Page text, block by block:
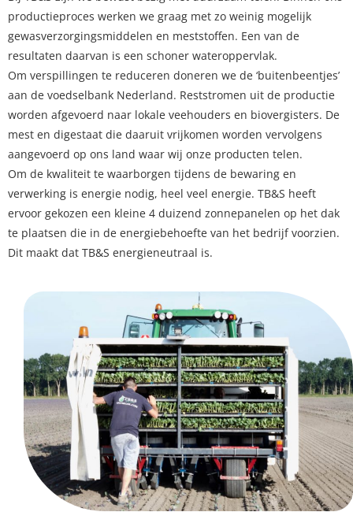
productieproces werken we graag met zo weinig mogelijk
gewasverzorgingsmiddelen en meststoffen. Een van de
resultaten daarvan is een schoner wateroppervlak.
Om verspillingen te reduceren doneren we de ‘buitenbeentjes’
aan de voedselbank Nederland. Reststromen uit de productie
worden afgevoerd naar lokale veehouders en biovergisters. De
mest en digestaat die daaruit vrijkomen worden vervolgens
aangevoerd op ons land waar wij onze producten telen.
Om de kwaliteit te waarborgen tijdens de bewaring en
verwerking is energie nodig, heel veel energie. TB&S heeft
ervoor gekozen een kleine 4 duizend zonnepanelen op het dak
te plaatsen die in de energiebehoefte van het bedrijf voorzien.
Dit maakt dat TB&S energieneutraal is.